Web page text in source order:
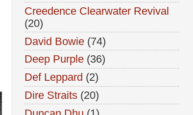
Creedence Clearwater Revival
(20)
David Bowie (74)
Deep Purple (36)
Def Leppard (2)
Dire Straits (20)